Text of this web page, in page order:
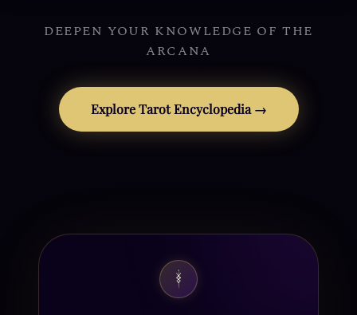
DEEPEN YOUR KNOWLEDGE OF THE
ARCANA
Explore Tarot Encyclopedia →